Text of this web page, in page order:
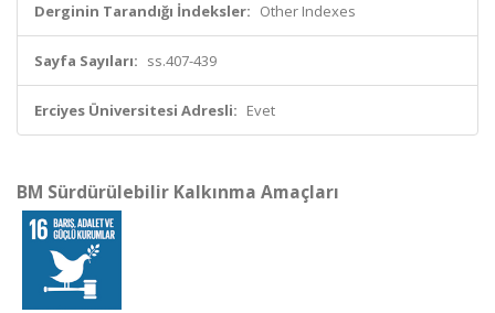
Derginin Tarandığı İndeksler: Other Indexes
Sayfa Sayıları: ss.407-439
Erciyes Üniversitesi Adresli: Evet
BM Sürdürülebilir Kalkınma Amaçları